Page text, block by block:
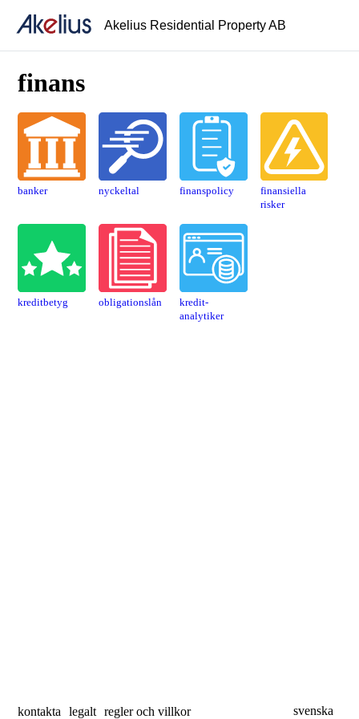
Akelius Residential Property AB
finans
banker nyckeltal finanspolicy
finansiella
risker
kreditbetyg obligations­lån
kredit­
analytiker
kontakta legalt
regler och villkor
svenska